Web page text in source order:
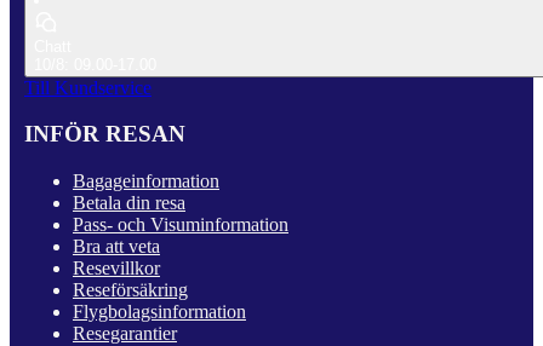
Till Kundservice
INFÖR RESAN
Bagageinformation
Betala din resa
Pass- och Visuminformation
Bra att veta
Resevillkor
Reseförsäkring
Flygbolagsinformation
Resegarantier